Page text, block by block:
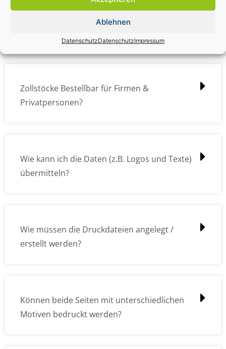
Ablehnen
DatenschutzDatenschutzImpressum
Zollstock Druckdatencheck / Profidatencheck
Zollstöcke Bestellbar für Firmen &
Privatpersonen?
Wie kann ich die Daten (z.B. Logos und Texte)
übermitteln?
Wie müssen die Druckdateien angelegt /
erstellt werden?
Können beide Seiten mit unterschiedlichen
Motiven bedruckt werden?